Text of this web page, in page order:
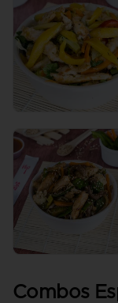
Combos